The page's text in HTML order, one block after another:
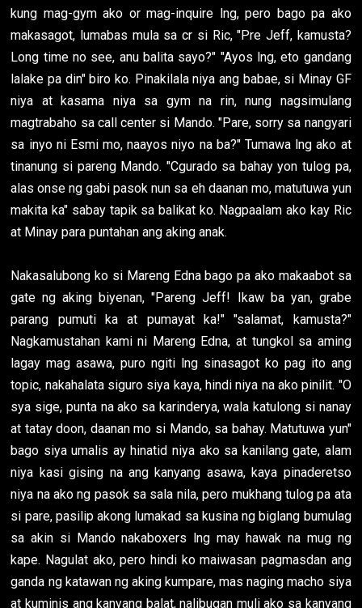
kung mag-gym ako or mag-inquire lng, pero bago pa ako
makasagot, lumabas mula sa cr si Ric, "Pre Jeff, kamusta?
Long time no see, anu balita sayo?" "Ayos lng, eto gandang
lalake pa din" biro ko. Pinakilala niya ang babae, si Minay GF
niya at kasama niya sa gym na rin, nung nagsimulang
magtrabaho sa call center si Mando. "Pare, sorry sa nangyari
sa inyo ni Esmi mo, naayos niyo na ba?" Tumawa lng ako at
tinanung si pareng Mando. "Cgurado sa bahay yon tulog pa,
alas onse ng gabi pasok nun sa eh daanan mo, matutuwa yun
makita ka" sabay tapik sa balikat ko. Nagpaalam ako kay Ric
at Minay para puntahan ang aking anak.
Nakasalubong ko si Mareng Edna bago pa ako makaabot sa
gate ng aking biyenan, "Pareng Jeff! Ikaw ba yan, grabe
parang pumuti ka at pumayat ka!" "salamat, kamusta?"
Nagkamustahan kami ni Mareng Edna, at tungkol sa aming
lagay mag asawa, puro ngiti lng sinasagot ko pag ito ang
topic, nakahalata siguro siya kaya, hindi niya na ako pinilit. "O
sya sige, punta na ako sa karinderya, wala katulong si nanay
at tatay doon, daanan mo si Mando, sa bahay. Matutuwa yun"
bago siya umalis ay hinatid niya ako sa kanilang gate, alam
niya kasi gising na ang kanyang asawa, kaya pinaderetso
niya na ako ng pasok sa sala nila, pero mukhang tulog pa ata
si pare, pasilip akong lumakad sa kusina ng biglang bumulag
sa akin si Mando nakaboxers lng may hawak na mug ng
kape. Nagulat ako, pero hindi ko maiwasan pagmasdan ang
ganda ng katawan ng aking kumpare, mas naging macho siya
at kuminis ang kanyang balat, nalibugan muli ako sa kanyang